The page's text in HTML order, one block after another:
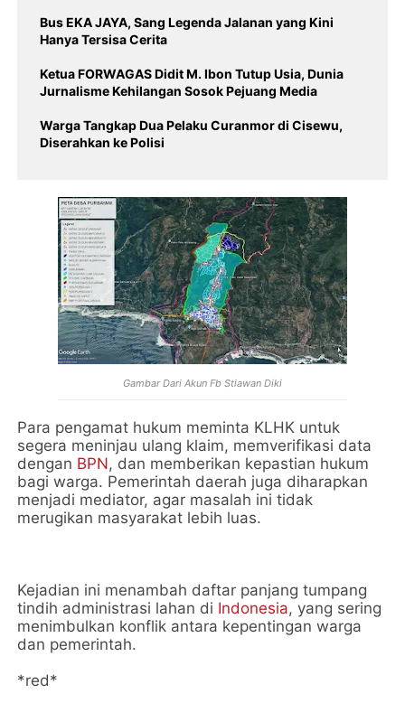
Bus EKA JAYA, Sang Legenda Jalanan yang Kini
Hanya Tersisa Cerita
Ketua FORWAGAS Didit M. Ibon Tutup Usia, Dunia
Jurnalisme Kehilangan Sosok Pejuang Media
Warga Tangkap Dua Pelaku Curanmor di Cisewu,
Diserahkan ke Polisi
Gambar Dari Akun Fb Stiawan Diki
Para pengamat hukum meminta KLHK untuk
segera meninjau ulang klaim, memverifikasi data
dengan BPN, dan memberikan kepastian hukum
bagi warga. Pemerintah daerah juga diharapkan
menjadi mediator, agar masalah ini tidak
merugikan masyarakat lebih luas.
Kejadian ini menambah daftar panjang tumpang
tindih administrasi lahan di Indonesia, yang sering
menimbulkan konflik antara kepentingan warga
dan pemerintah.
*red*